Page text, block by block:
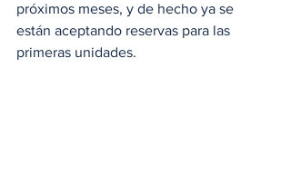
próximos meses, y de hecho ya se
están aceptando reservas para las
primeras unidades.